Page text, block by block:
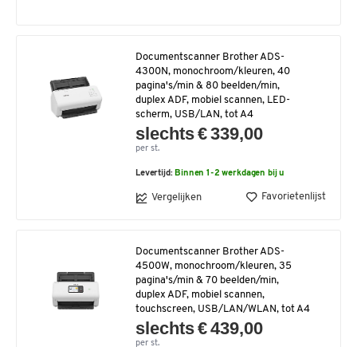
Documentscanner Brother ADS-
4300N, monochroom/kleuren, 40
pagina's/min & 80 beelden/min,
duplex ADF, mobiel scannen, LED-
scherm, USB/LAN, tot A4
slechts € 339,00
per st.
Levertijd: Binnen 1-2 werkdagen bij u
Vergelijken Favorietenlijst
Documentscanner Brother ADS-
4500W, monochroom/kleuren, 35
pagina's/min & 70 beelden/min,
duplex ADF, mobiel scannen,
touchscreen, USB/LAN/WLAN, tot A4
slechts € 439,00
per st.